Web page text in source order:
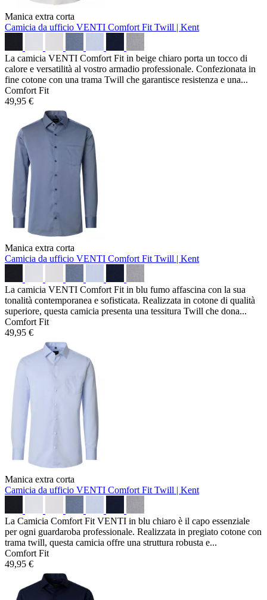
Manica extra corta
Camicia da ufficio VENTI Comfort Fit Twill | Kent
La camicia VENTI Comfort Fit in beige chiaro porta un tocco di
calore e versatilità al vostro armadio professionale. Confezionata in
fine cotone con una trama Twill che garantisce resistenza e una...
Comfort Fit
49,95 €
Manica extra corta
Camicia da ufficio VENTI Comfort Fit Twill | Kent
La camicia VENTI Comfort Fit in blu fumo affascina con la sua
tonalità contemporanea e sofisticata. Realizzata in cotone di qualità
superiore, questa camicia presenta una tessitura Twill che dona...
Comfort Fit
49,95 €
Manica extra corta
Camicia da ufficio VENTI Comfort Fit Twill | Kent
La Camicia Comfort Fit VENTI in blu chiaro è il capo essenziale
per ogni guardaroba professionale. Realizzata in pregiato cotone con
trama twill, questa camicia offre una struttura robusta e...
Comfort Fit
49,95 €